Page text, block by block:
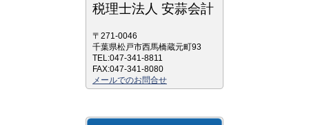
税理士法人 安蒜会計
〒271-0046
千葉県松戸市西馬橋蔵元町93
TEL:047-341-8811
FAX:047-341-8080
メールでのお問合せ